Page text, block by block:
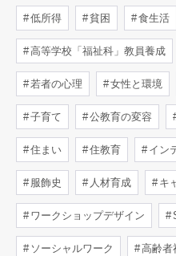
低所得 貧困 食生活
高等学校「福祉科」教員養成
若者の心理 女性と環境
子育て 公教育の変容
住まい 住教育 イン
服飾史 人材育成 キ
ワークショップデザイン
ソーシャルワーク 高齢者